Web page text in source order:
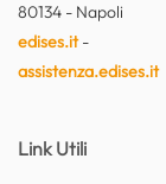
80134 - Napoli
edises.it-
assistenza.edises.it
Link Utili